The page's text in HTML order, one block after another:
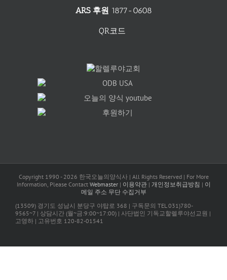
ARS 후원 1877-0608
QR코드
Copyright 1990 - 2026 한국오늘의양식사 | All Rights Reserved | For More
Information, Please Contact Webmaster| 이용약관| 개인정보취급방침 | 이
메일 주소 무단 수집거부
(13509) 경기도 성남시 분당구 야탑로 368 | 구독문의 TEL 031)780-
9565~7 | 상담시간 (월~금:9:00~17:00) | 사단법인 기독교할렐루야선교원 |
고영하 | 고유번호 120-82-01541